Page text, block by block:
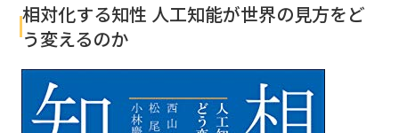
相対化する知性 人工知能が世界の見方をど
う変えるのか